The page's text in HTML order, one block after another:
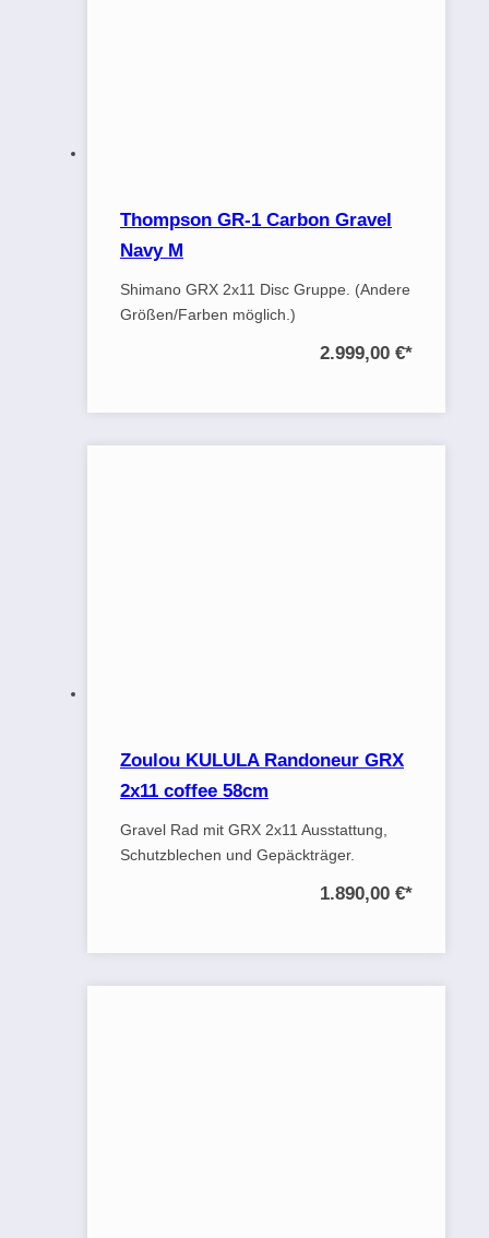
Thompson GR-1 Carbon Gravel
Navy M
Shimano GRX 2x11 Disc Gruppe. (Andere
Größen/Farben möglich.)
2.999,00 €*
Zoulou KULULA Randoneur GRX
2x11 coffee 58cm
Gravel Rad mit GRX 2x11 Ausstattung,
Schutzblechen und Gepäckträger.
1.890,00 €*